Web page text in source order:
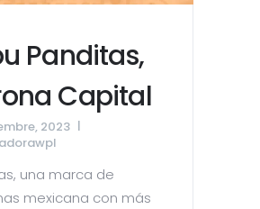
Panditas,
Capital
2023
una marca de
mexicana con más